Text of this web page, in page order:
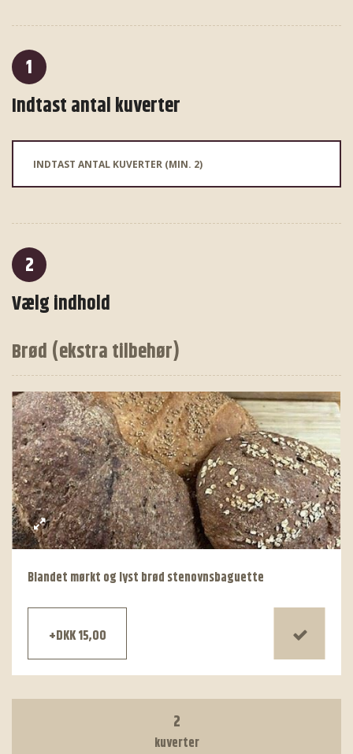
1
Indtast antal kuverter
2
Vælg indhold
Brød (ekstra tilbehør)
Blandet mørkt og lyst brød stenovnsbaguette
+DKK 15,00
2
kuverter